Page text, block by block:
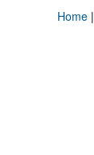
Home|